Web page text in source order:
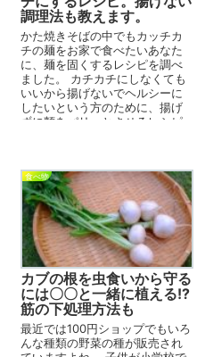
調理法も教えます。
かた焼きそばの中でもカッチカ
チの麺をお家で食べたいあなた
に、麺を固くするレシピを調べ
ました。 カチカチにしなくても
いいから揚げないでヘルシーに
したいという方のために、揚げ
ずに麵をパリッとさせるレシピ
食べ物
カブの根を虫食いから守る
には〇〇と一緒に植える!?
筋の下処理方法も
最近では100円ショップでもいろ
んな種類の野菜の種が販売され